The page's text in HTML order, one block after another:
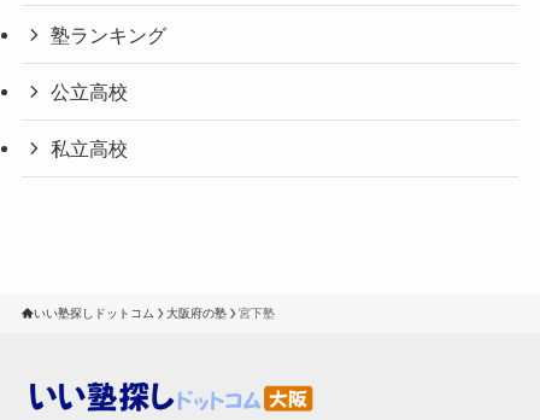
塾ランキング
公立高校
私立高校
いい塾探しドットコム 大阪府の塾 宮下塾